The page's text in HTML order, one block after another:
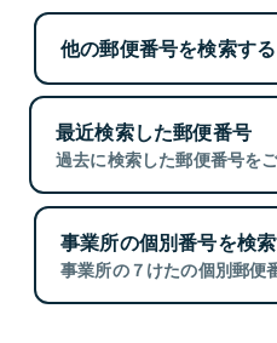
他の郵便番号を検索する
最近検索した郵便番号
過去に検索した郵便番号を
事業所の個別番号を検
事業所の７けたの個別郵便